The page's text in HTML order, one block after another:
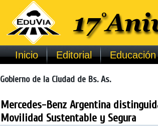
Inicio Editorial
Gobierno de la Ciudad de Bs. As.
Mercedes-Benz Argentina
Movilidad Sustentable y Segura